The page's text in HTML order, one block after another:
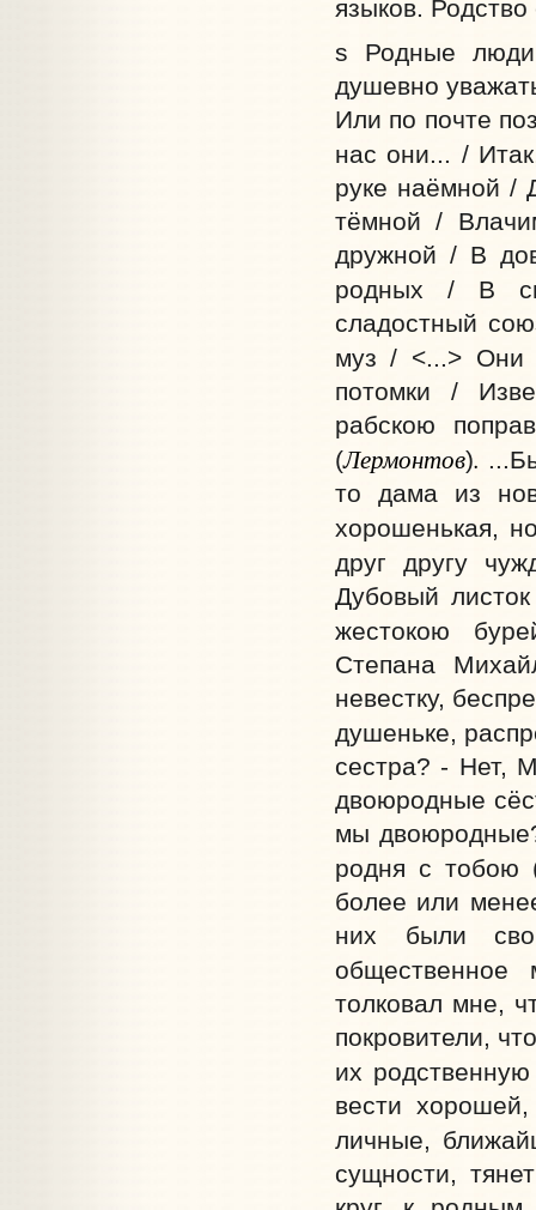
языков.
s Родные
душевно
Или по почте
нас они... /
руке наёмной /
тёмной /
дружной / В
родных / В
сладостный
муз / <...> Они
потомки /
рабскою
(Лермонтов).
то дама из
хорошенькая,
друг другу
Дубовый
жестокою
Степана
невестку,
душеньке,
сестра? - Нет,
двоюродные
мы
родня с тобою
более или
них были
толковал мне,
покровители,
их
вести
личные,
сущности,